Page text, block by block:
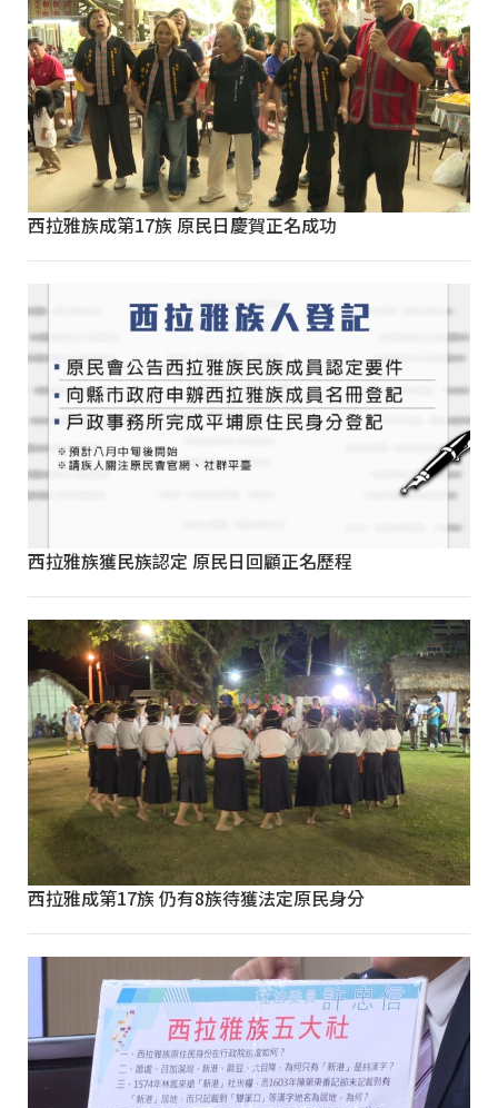
西拉雅族成第17族 原民日慶賀正名成功
西拉雅族獲民族認定 原民日回顧正名歷程
西拉雅成第17族 仍有8族待獲法定原民身分